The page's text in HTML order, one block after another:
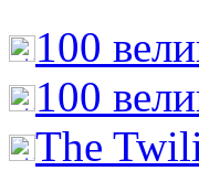
100
100
The